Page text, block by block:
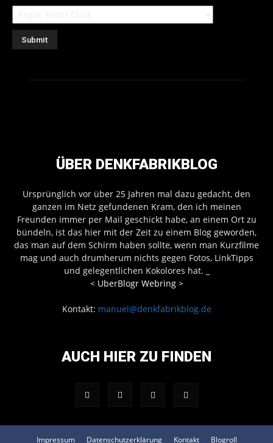
ÜBER DENKFABRIKBLOG
Ursprünglich vor über 25 Jahren mal dazu gedacht, den
ganzen im Netz gefundenen Kram, den ich meinen
Freunden immer per Mail geschickt habe, an einem Ort zu
bündeln, ist das hier mit der Zeit zu einem Blog geworden,
das man auf dem Schirm haben sollte, wenn man Kurzfilme
mag und auch drumherum nichts gegen Fotos, LinkTipps
und gelegentlichen Kokolores hat.
< UberBlogr Webring >
Kontakt: manuel@denkfabrikblog.de
AUCH HIER ZU FINDEN
Impressum Datenschutzerklärung Kontakt Blogroll